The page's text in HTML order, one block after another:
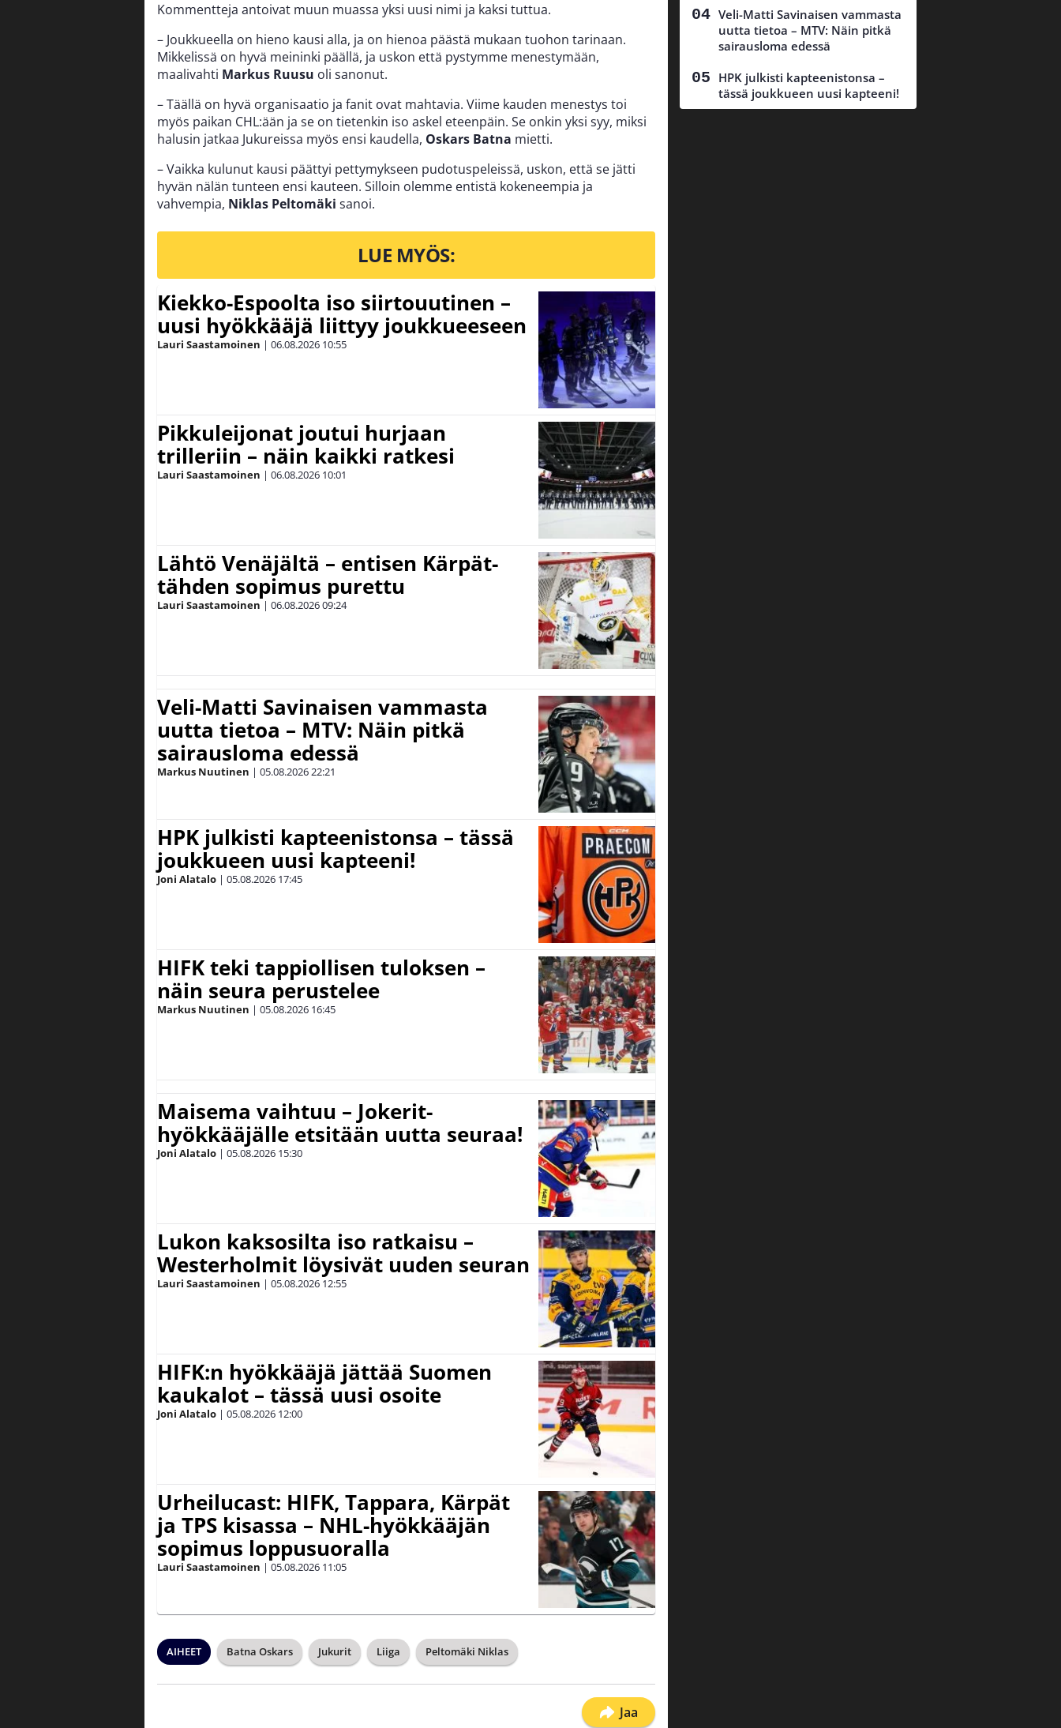
Kommentteja antoivat muun muassa yksi uusi nimi ja kaksi tuttua.
– Joukkueella on hieno kausi alla, ja on hienoa päästä mukaan tuohon tarinaan.
Mikkelissä on hyvä meininki päällä, ja uskon että pystymme menestymään,
maalivahti Markus Ruusu oli sanonut.
– Täällä on hyvä organisaatio ja fanit ovat mahtavia. Viime kauden menestys toi
myös paikan CHL:ään ja se on tietenkin iso askel eteenpäin. Se onkin yksi syy, miksi
halusin jatkaa Jukureissa myös ensi kaudella, Oskars Batna mietti.
– Vaikka kulunut kausi päättyi pettymykseen pudotuspeleissä, uskon, että se jätti
hyvän nälän tunteen ensi kauteen. Silloin olemme entistä kokeneempia ja
vahvempia, Niklas Peltomäki sanoi.
LUE MYÖS:
Kiekko-Espoolta iso siirtouutinen –
uusi hyökkääjä liittyy joukkueeseen
Lauri Saastamoinen | 06.08.2026 10:55
Pikkuleijonat joutui hurjaan
trilleriin – näin kaikki ratkesi
Lauri Saastamoinen | 06.08.2026 10:01
Lähtö Venäjältä – entisen Kärpät-
tähden sopimus purettu
Lauri Saastamoinen | 06.08.202609:24
Veli-Matti Savinaisen vammasta
uutta tietoa – MTV: Näin pitkä
sairausloma edessä
Markus Nuutinen | 05.08.202622:21
HPK julkisti kapteenistonsa – tässä
joukkueen uusi kapteeni!
Joni Alatalo | 05.08.2026 17:45
HIFK teki tappiollisen tuloksen –
näin seura perustelee
Markus Nuutinen | 05.08.2026 16:45
Maisema vaihtuu – Jokerit-
hyökkääjälle etsitään uutta seuraa!
Joni Alatalo | 05.08.2026 15:30
Lukon kaksosilta iso ratkaisu –
Westerholmit löysivät uuden seuran
Lauri Saastamoinen | 05.08.2026 12:55
HIFK:n hyökkääjä jättää Suomen
kaukalot – tässä uusi osoite
Joni Alatalo | 05.08.2026 12:00
Urheilucast: HIFK, Tappara, Kärpät
ja TPS kisassa – NHL-hyökkääjän
sopimus loppusuoralla
Lauri Saastamoinen | 05.08.2026 11:05
AIHEET Batna Oskars Jukurit Liiga Peltomäki Niklas
Jaa
Veli-Matti Savinaisen vammasta
uutta tietoa – MTV: Näin pitkä
sairausloma edessä
HPK julkisti kapteenistonsa –
tässä joukkueen uusi kapteeni!